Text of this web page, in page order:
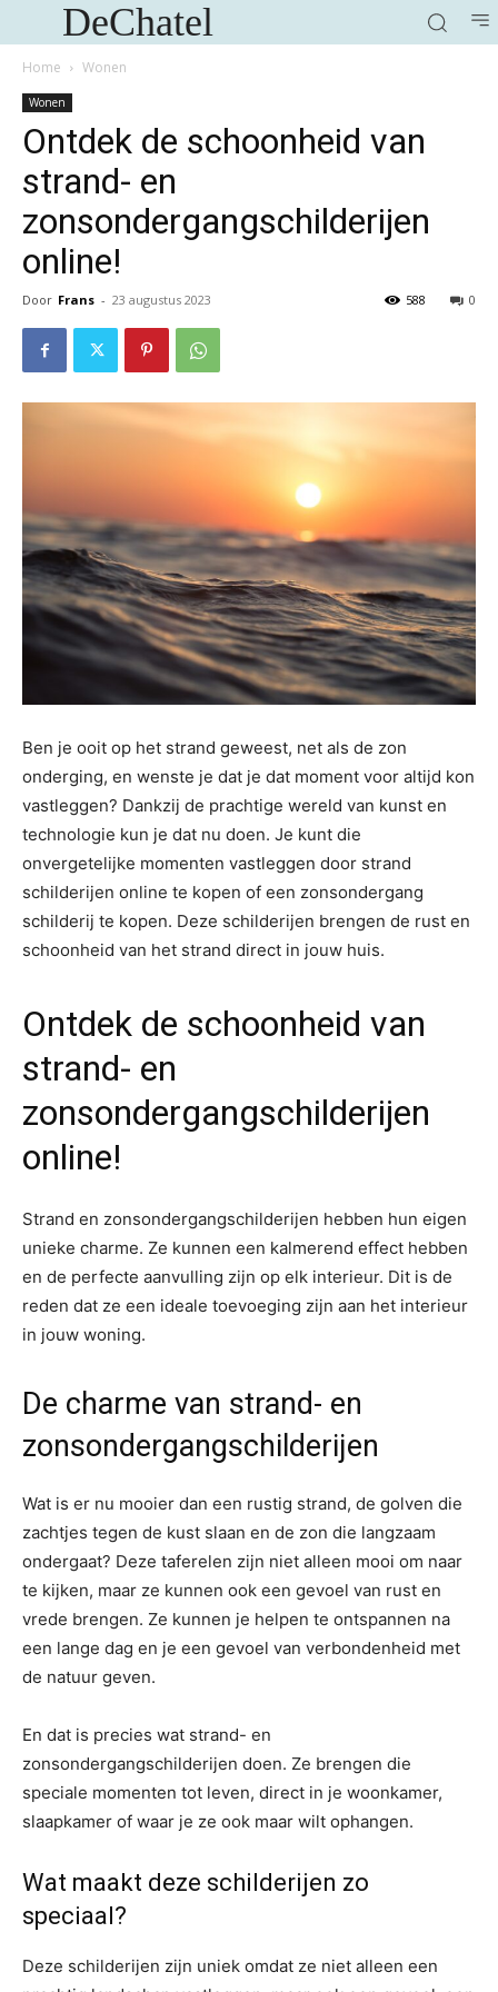
DeChatel
Home Wonen
Wonen
Ontdek de schoonheid van
strand- en
zonsondergangschilderijen
online!
Door Frans - 23 augustus 2023 0
588
Ben je ooit op het strand geweest, net als de zon
onderging, en wenste je dat je dat moment voor altijd kon
vastleggen? Dankzij de prachtige wereld van kunst en
technologie kun je dat nu doen. Je kunt die
onvergetelijke momenten vastleggen door strand
schilderijen online te kopen of een zonsondergang
schilderij te kopen. Deze schilderijen brengen de rust en
schoonheid van het strand direct in jouw huis.
Ontdek de schoonheid van
strand- en
zonsondergangschilderijen
online!
Strand en zonsondergangschilderijen hebben hun eigen
unieke charme. Ze kunnen een kalmerend effect hebben
en de perfecte aanvulling zijn op elk interieur. Dit is de
reden dat ze een ideale toevoeging zijn aan het interieur
in jouw woning.
De charme van strand- en
zonsondergangschilderijen
Wat is er nu mooier dan een rustig strand, de golven die
zachtjes tegen de kust slaan en de zon die langzaam
ondergaat? Deze taferelen zijn niet alleen mooi om naar
te kijken, maar ze kunnen ook een gevoel van rust en
vrede brengen. Ze kunnen je helpen te ontspannen na
een lange dag en je een gevoel van verbondenheid met
de natuur geven.
En dat is precies wat strand- en
zonsondergangschilderijen doen. Ze brengen die
speciale momenten tot leven, direct in je woonkamer,
slaapkamer of waar je ze ook maar wilt ophangen.
Wat maakt deze schilderijen zo
speciaal?
Deze schilderijen zijn uniek omdat ze niet alleen een